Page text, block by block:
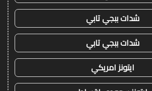
شدات ببجي تابي
شدات ببجي تابي
ايتونز امريكي